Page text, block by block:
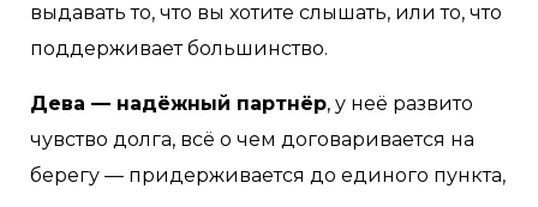
выдавать то, что вы хотите слышать, или то, что
поддерживает большинство.
Дева — надёжный партнёр, у неё развито
чувство долга, всё о чем договаривается на
берегу — придерживается до единого пункта,